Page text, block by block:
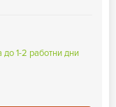
до 1-2 работни дни